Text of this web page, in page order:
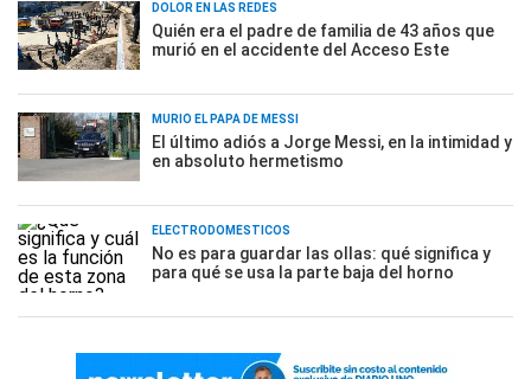
DOLOR EN LAS REDES
Quién era el padre de familia de 43 años que
murió en el accidente del Acceso Este
MURIÓ EL PAPÁ DE MESSI
El último adiós a Jorge Messi, en la intimidad y
en absoluto hermetismo
ELECTRODOMÉSTICOS
No es para guardar las ollas: qué significa y
para qué se usa la parte baja del horno